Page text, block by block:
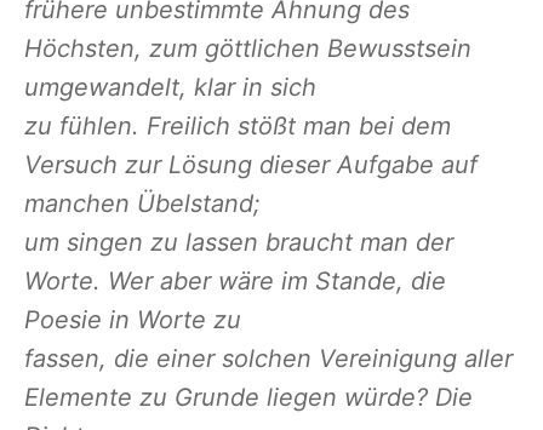
frühere unbestimmte Ahnung des
Höchsten, zum göttlichen Bewusstsein
umgewandelt, klar in sich
zu fühlen. Freilich stößt man bei dem
Versuch zur Lösung dieser Aufgabe auf
manchen Übelstand;
um singen zu lassen braucht man der
Worte. Wer aber wäre im Stande, die
Poesie in Worte zu
fassen, die einer solchen Vereinigung aller
Elemente zu Grunde liegen würde? Die